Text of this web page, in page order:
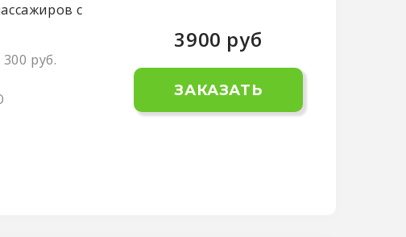
с
руб.
3900 руб
ЗАКАЗАТЬ